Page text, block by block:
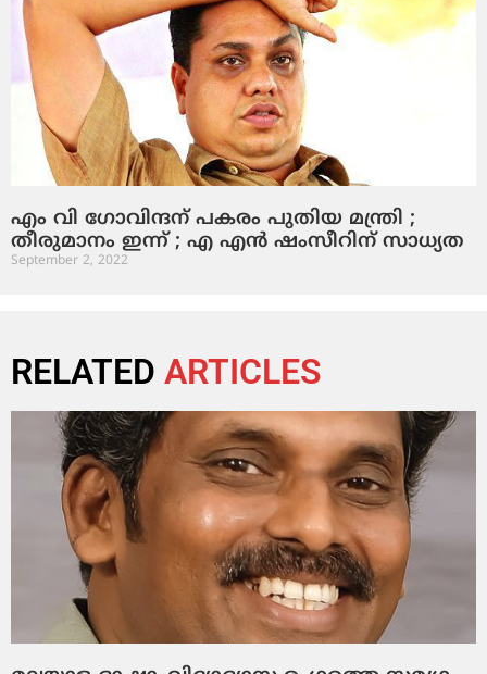
എം വി ഗോവിന്ദന് പകരം പുതിയ മന്ത്രി ;
തീരുമാനം ഇന്ന് ; എ എന്‍ ഷംസീറിന് സാധ്യത
September 2, 2022
RELATED ARTICLES